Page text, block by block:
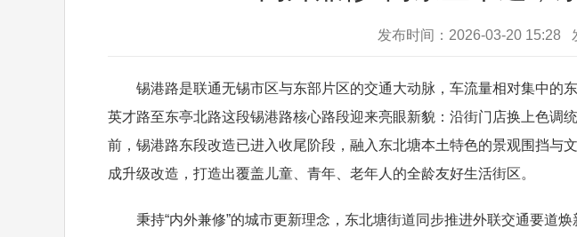
发布时间：2026-03-20 15:28
锡港路是联通无锡市区与东部片区的交通大动脉，车流量相对集中的
英才路至东亭北路这段锡港路核心路段迎来亮眼新貌：沿街门店换上色调
前，锡港路东段改造已进入收尾阶段，融入东北塘本土特色的景观围挡
成升级改造，打造出覆盖儿童、青年、老年人的全龄友好生活街区。
秉持“内外兼修”的城市更新理念，东北塘街道同步推进外联交通要道焕